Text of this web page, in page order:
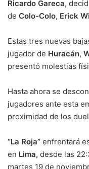
Ricardo Gareca,
de Colo-Colo, Erick
Estas tres nuevas
jugador de Huracán,
presentó molestias
Hasta ahora se
jugadores ante esta
proximidad de los
“La Roja” enfrentará
en Lima, desde las
martes 19 de